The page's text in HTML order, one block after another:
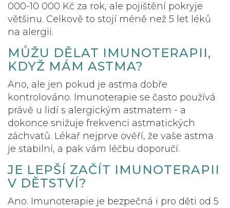
000-10 000 Kč za rok, ale pojištění pokryje
většinu. Celkově to stojí méně než 5 let léků
na alergii.
MŮŽU DĚLAT IMUNOTERAPII,
KDYŽ MÁM ASTMA?
Ano, ale jen pokud je astma dobře
kontrolováno. Imunoterapie se často používá
právě u lidí s alergickým astmatem - a
dokonce snižuje frekvenci astmatických
záchvatů. Lékař nejprve ověří, že vaše astma
je stabilní, a pak vám léčbu doporučí.
JE LEPŠÍ ZAČÍT IMUNOTERAPII
V DĚTSTVÍ?
Ano. Imunoterapie je bezpečná i pro děti od 5